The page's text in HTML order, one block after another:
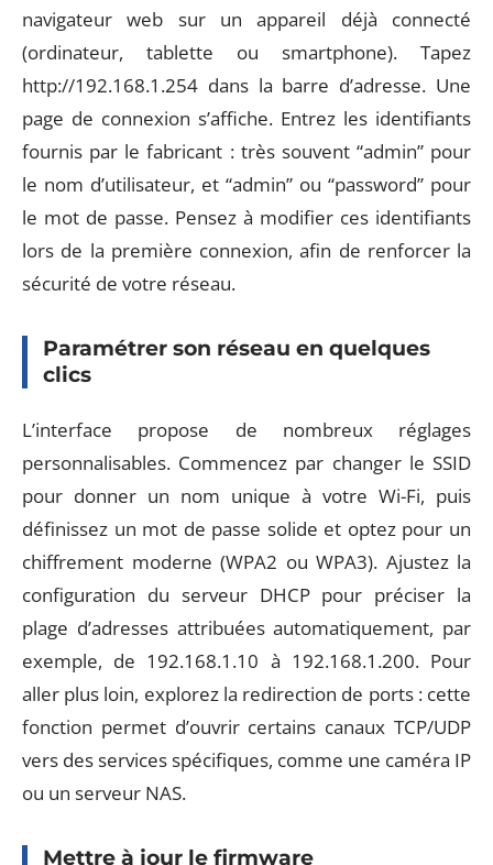
navigateur web sur un appareil déjà connecté
(ordinateur, tablette ou smartphone). Tapez
http://192.168.1.254 dans la barre d’adresse. Une
page de connexion s’affiche. Entrez les identifiants
fournis par le fabricant : très souvent “admin” pour
le nom d’utilisateur, et “admin” ou “password” pour
le mot de passe. Pensez à modifier ces identifiants
lors de la première connexion, afin de renforcer la
sécurité de votre réseau.
Paramétrer son réseau en quelques
clics
L’interface propose de nombreux réglages
personnalisables. Commencez par changer le SSID
pour donner un nom unique à votre Wi-Fi, puis
définissez un mot de passe solide et optez pour un
chiffrement moderne (WPA2 ou WPA3). Ajustez la
configuration du serveur DHCP pour préciser la
plage d’adresses attribuées automatiquement, par
exemple, de 192.168.1.10 à 192.168.1.200. Pour
aller plus loin, explorez la redirection de ports : cette
fonction permet d’ouvrir certains canaux TCP/UDP
vers des services spécifiques, comme une caméra IP
ou un serveur NAS.
Mettre à jour le firmware